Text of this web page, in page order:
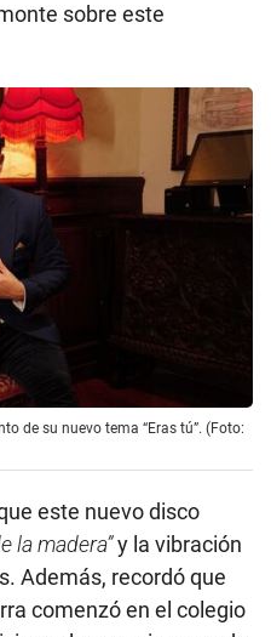
sobre este
de su nuevo tema “Eras tú”. (Foto:
este nuevo disco
la madera”y la vibración
Además, recordó que
comenzó en el colegio